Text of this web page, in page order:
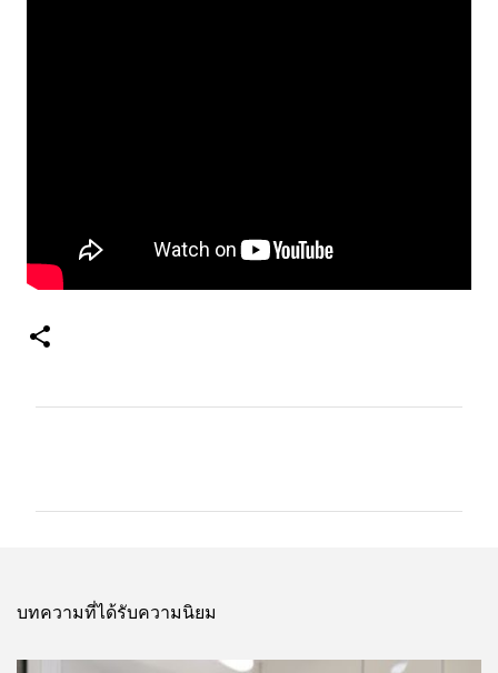
ห็
บทความที่ได้รับความนิยม